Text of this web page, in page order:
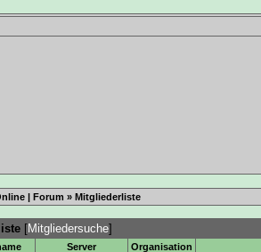
| Forum » Mitgliederliste
[Mitgliedersuche]
Server Organisation